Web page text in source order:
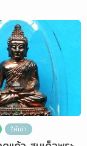
ให้เช่า